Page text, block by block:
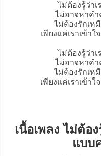
ไม่ต้องรู้ว่า
ไม่อาจหาคำ
ไม่ต้องรักเห
เพียงแค่เราเข้า
ไม่ต้องรู้ว่า
ไม่อาจหาคำ
ไม่ต้องรักเห
เพียงแค่เราเข้า
เนื้อเพลง ไม่ต้อ
แบบ